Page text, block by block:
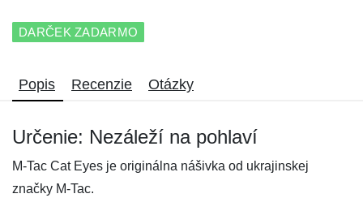
DARČEK ZADARMO
Popis Recenzie Otázky
Určenie: Nezáleží na pohlaví
M-Tac Cat Eyes je originálna nášivka od ukrajinskej
značky M-Tac.